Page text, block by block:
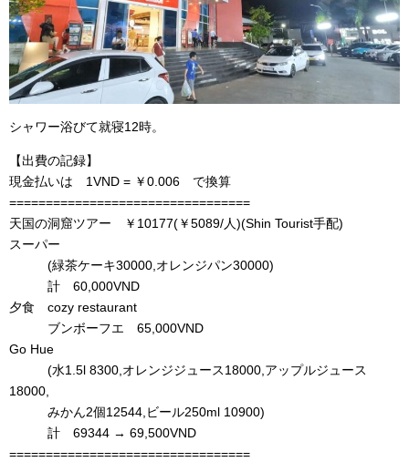
シャワー浴びて就寝12時。
【出費の記録】
現金払いは 1VND = ￥0.006 で換算
=================================
天国の洞窟ツアー ￥10177(￥5089/人)(Shin Tourist手配)
スーパー
(緑茶ケーキ30000,オレンジパン30000)
計 60,000VND
夕食 cozy restaurant
ブンボーフエ 65,000VND
Go Hue
(水1.5l 8300,オレンジジュース18000,アップルジュース
18000,
みかん2個12544,ビール250ml 10900)
計 69344 → 69,500VND
=================================